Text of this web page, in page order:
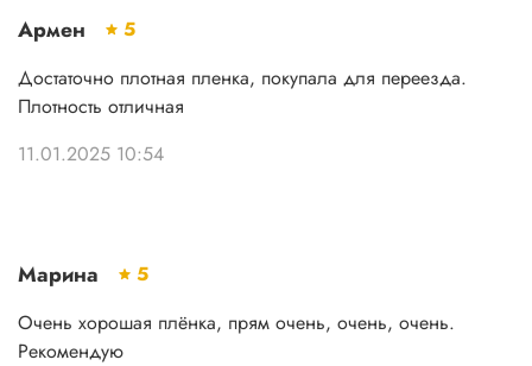
Армен
5
Достаточно плотная пленка, покупала для переезда.
Плотность отличная
11.01.2025 10:54
Марина
5
Очень хорошая плёнка, прям очень, очень, очень.
Рекомендую